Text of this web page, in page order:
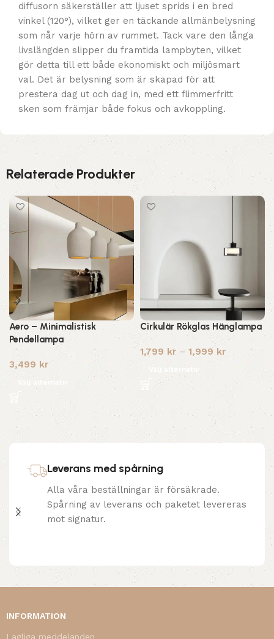
diffusorn säkerställer att ljuset sprids i en bred
vinkel (120°), vilket ger en täckande allmänbelysning
som når varje hörn av rummet. Tack vare den långa
livslängden slipper du framtida lampbyten, vilket
gör detta till ett både ekonomiskt och miljösmart
val. Det är belysning som är skapad för att
prestera dag ut och dag in, med ett flimmerfritt
sken som främjar både fokus och avkoppling.
Relaterade Produkter
Aero – Minimalistisk
Pendellampa
3,499 kr
Välj alternativ
Cirkulär Rökglas Hänglampa
1,799 kr – 1,999 kr
Välj alternativ
Leverans med spårning
Alla våra beställningar är försäkrade.
Spårning av leverans och paketet levereras
mot signatur.
INFORMATION
Lagliga meddelanden